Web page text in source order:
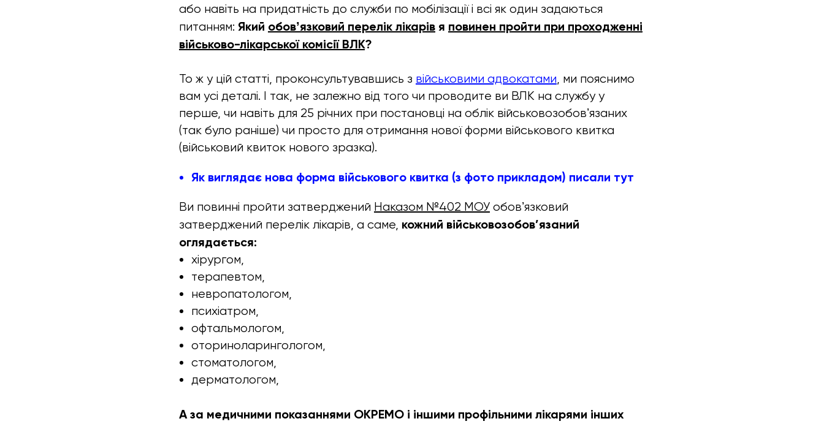
або навіть на придатність до служби по мобілізації і всі як один задаються
питанням: Який обовʼязковий перелік лікарів я повинен пройти при проходженні
військово-лікарської комісії ВЛК?
То ж у цій статті, проконсультувавшись з військовими адвокатами, ми пояснимо
вам усі деталі. І так, не залежно від того чи проводите ви ВЛК на службу у
перше, чи навіть для 25 річних при постановці на облік військовозобовʼязаних
(так було раніше) чи просто для отримання нової форми військового квитка
(військовий квиток нового зразка).
Як виглядає нова форма військового квитка (з фото прикладом) писали тут
Ви повинні пройти затверджений Наказом №402 МОУ обовʼязковий
затверджений перелік лікарів, а саме, кожний військовозобов’язаний
оглядається:
хірургом,
терапевтом,
невропатологом,
психіатром,
офтальмологом,
оториноларингологом,
стоматологом,
дерматологом,
А за медичними показаннями ОКРЕМО і іншими профільними лікарями інших